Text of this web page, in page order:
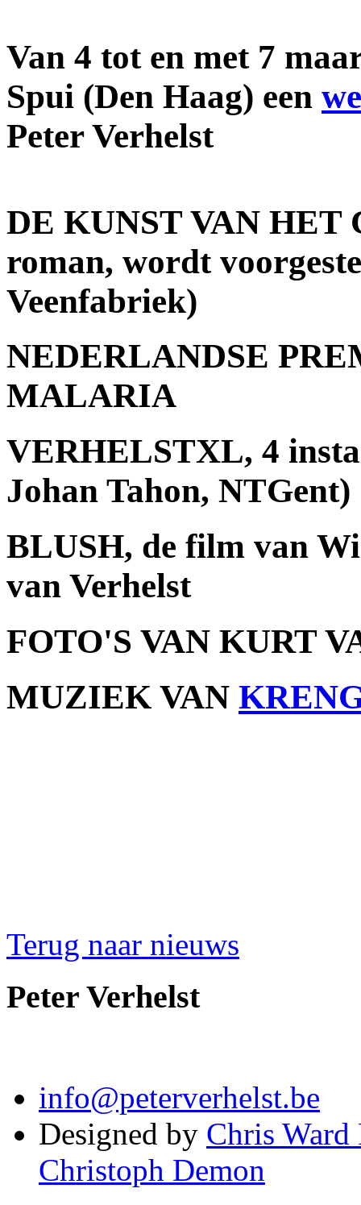
Van 4 tot en met 7
Spui (Den Haag) een
Peter Verhelst
DE KUNST VAN HET
roman, wordt
Veenfabriek)
NEDERLANDSE
MALARIA
VERHELSTXL, 4
Johan Tahon, NTGent)
BLUSH, de film van
van Verhelst
FOTO'S VAN KURT
MUZIEK VAN
Terug naar nieuws
Peter Verhelst
info@peterverhelst.be
Designed by Chris Ward
Christoph Demon